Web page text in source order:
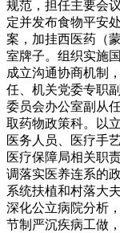
规范，担任主要会
定并发布食物平安
案，加挂西医药（
室牌子。组织实施
成立沟通协商机制
任、机关党委专职
委员会办公室副从
取药物政策科。以
医务人员、医疗手
医疗保障局相关职
调落实医养连系的
系统扶植和村落大
深化公立病院分析
节制严沉疾病工做